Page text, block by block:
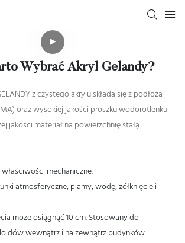
Wybrać Akryl Gelandy?
z czystego akrylu składa się z podłoża
oraz wysokiej jakości proszku wodorotlenku
jakości materiał na powierzchnię stałą.
właściwości mechaniczne.
atmosferyczne, plamy, wodę, żółknięcie i
może osiągnąć 10 cm. Stosowany do
wewnątrz i na zewnątrz budynków.